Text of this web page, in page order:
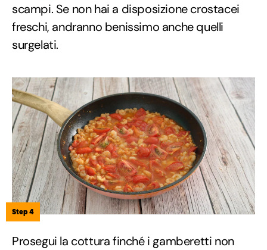
scampi. Se non hai a disposizione crostacei
freschi, andranno benissimo anche quelli
surgelati.
Step 4
Prosegui la cottura finché i gamberetti non